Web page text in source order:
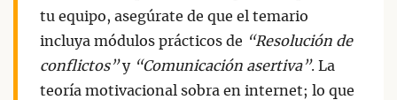
tu equipo, asegúrate de que el temario
incluya módulos prácticos de “Resolución de
conflictos”y “Comunicación asertiva”. La
teoría motivacional sobra en internet; lo que